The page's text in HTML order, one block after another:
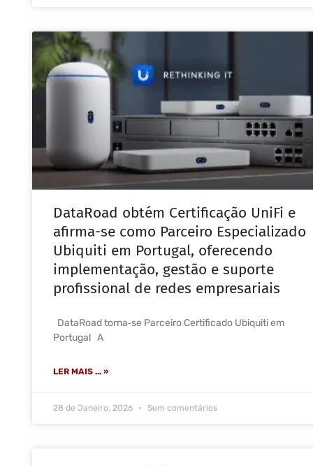
DataRoad obtém Certificação UniFi e
afirma-se como Parceiro Especializado
Ubiquiti em Portugal, oferecendo
implementação, gestão e suporte
profissional de redes empresariais
DataRoad torna‑se Parceiro Certificado Ubiquiti em
Portugal A
LER MAIS ... »
28 de Janeiro, 2026 Sem comentários